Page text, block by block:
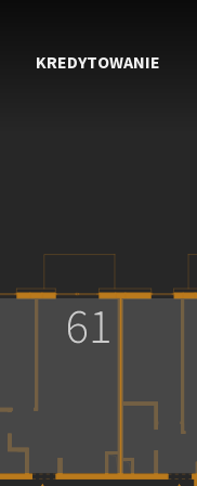
KREDYTOWANIE